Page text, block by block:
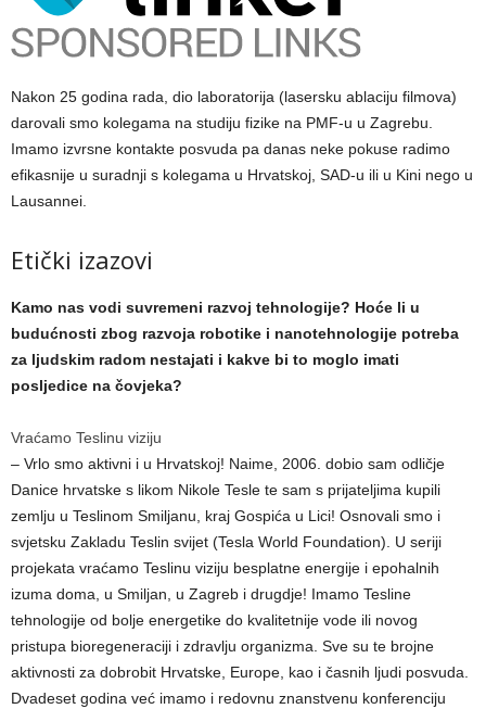
Nakon 25 godina rada, dio laboratorija (lasersku ablaciju filmova)
darovali smo kolegama na studiju fizike na PMF-u u Zagrebu.
Imamo izvrsne kontakte posvuda pa danas neke pokuse radimo
efikasnije u suradnji s kolegama u Hrvatskoj, SAD-u ili u Kini nego u
Lausannei.
​Etički izazovi
Kamo nas vodi suvremeni razvoj tehnologije? Hoće li u
budućnosti zbog razvoja robotike i nanotehnologije potreba
za ljudskim radom nestajati i kakve bi to moglo imati
posljedice na čovjeka?
Vraćamo Teslinu viziju
– Vrlo smo aktivni i u Hrvatskoj! Naime, 2006. dobio sam odličje
Danice hrvatske s likom Nikole Tesle te sam s prijateljima kupili
zemlju u Teslinom Smiljanu, kraj Gospića u Lici! Osnovali smo i
svjetsku Zakladu Teslin svijet (Tesla World Foundation). U seriji
projekata vraćamo Teslinu viziju besplatne energije i epohalnih
izuma doma, u Smiljan, u Zagreb i drugdje! Imamo Tesline
tehnologije od bolje energetike do kvalitetnije vode ili novog
pristupa bioregeneraciji i zdravlju organizma. Sve su te brojne
aktivnosti za dobrobit Hrvatske, Europe, kao i časnih ljudi posvuda.
Dvadeset godina već imamo i redovnu znanstvenu konferenciju